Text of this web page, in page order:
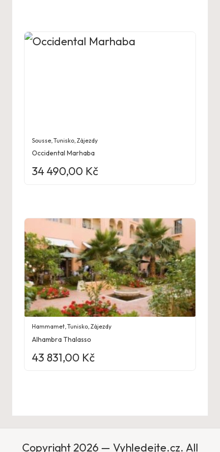
Sousse ,Tunisko Zájezdy
Occidental Marhaba
34 490,00 Kč
Hammamet,Tunisko,Zájezdy
Alhambra Thalasso
43 831,00 Kč
Copyright 2026 — Vyhledejte.cz. All